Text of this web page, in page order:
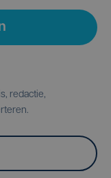
redactie,